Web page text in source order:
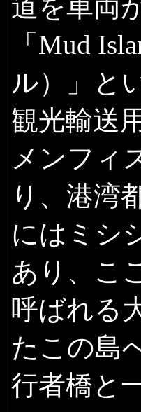
道を車両
「Mud
ル）」と
観光輸送
メンフィ
り、港湾
にはミシ
あり、こ
呼ばれる
たこの島
行者橋と